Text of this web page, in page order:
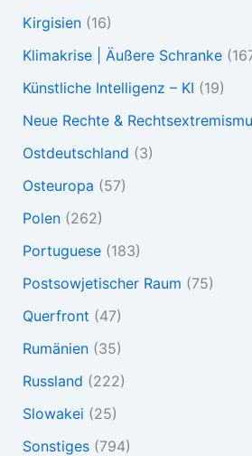
Kirgisien(16)
Klimakrise | Äußere Schranke
Künstliche Intelligenz – KI (19)
Neue Rechte &
Ostdeutschland (3)
Osteuropa (57)
Polen(262)
Portuguese(183)
Postsowjetischer Raum (75)
Querfront (47)
Rumänien(35)
Russland (222)
Slowakei (25)
Sonstiges(794)